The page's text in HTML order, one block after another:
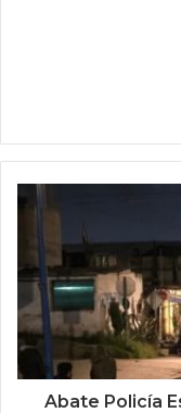
Abate Policía